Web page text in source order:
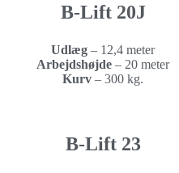
B-Lift 20J
Udlæg – 12,4 meter
Arbejdshøjde – 20 meter
Kurv – 300 kg.
B-Lift 23